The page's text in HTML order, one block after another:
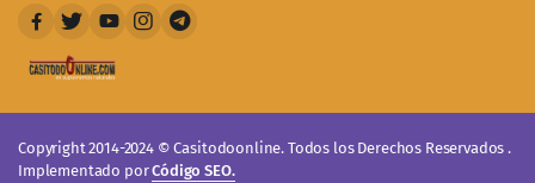
Copyright 2014-2024 © Casitodoonline. Todos los Derechos Reservados .
Implementado porCódigo SEO.